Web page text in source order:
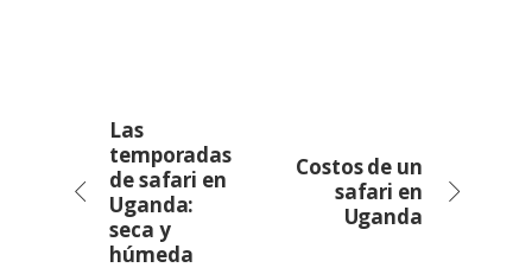
Las
temporadas
de safari en
Uganda:
seca y
húmeda
Costos de un
safari en
Uganda